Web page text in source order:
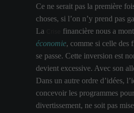
Ce ne serait pas la première
choses, si l’on n’y prend pas
La
financière nous a
économie, comme si celle des
se passe. Cette inversion est
devient excessive. Avec son
Dans un autre ordre d’idées,
concevoir les programmes
divertissement, ne soit pas